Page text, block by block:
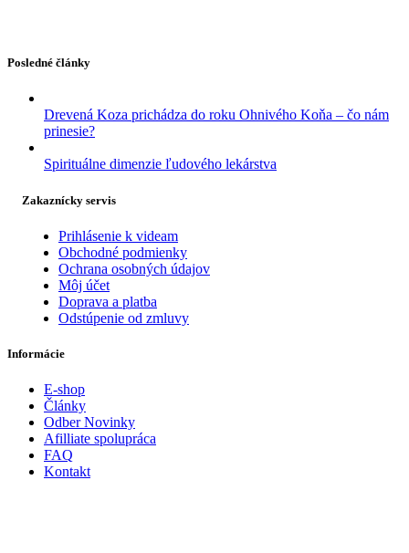
Posledné články
Drevená Koza prichádza do roku Ohnivého Koňa – čo nám
prinesie?
Spirituálne dimenzie ľudového lekárstva
Zakaznícky servis
Prihlásenie k videam
Obchodné podmienky
Ochrana osobných údajov
Môj účet
Doprava a platba
Odstúpenie od zmluvy
Informácie
E-shop
Články
Odber Novinky
Afilliate spolupráca
FAQ
Kontakt